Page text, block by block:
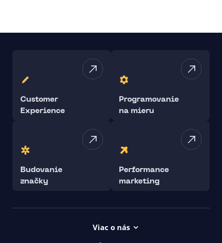
Customer
Experience
Programovanie
na mieru
Budovanie
značky
Performance
marketing
Viac o nás